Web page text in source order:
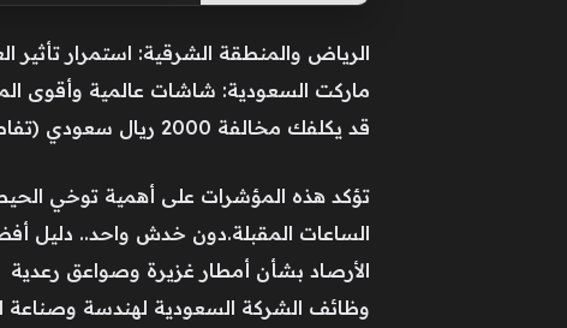
الرياض والمنطقة الشرقية: استمرار تأثير
ماركت السعودية: شاشات عالمية وأقوى
قد يكلفك مخالفة 2000 ريال سعودي (تفاصيل)
تؤكد هذه المؤشرات على أهمية توخي
الساعات المقبلة.دون خدش واحد.. دليل
الأرصاد بشأن أمطار غزيرة وصواعق رعدية